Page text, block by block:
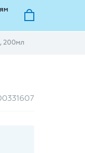
200мл